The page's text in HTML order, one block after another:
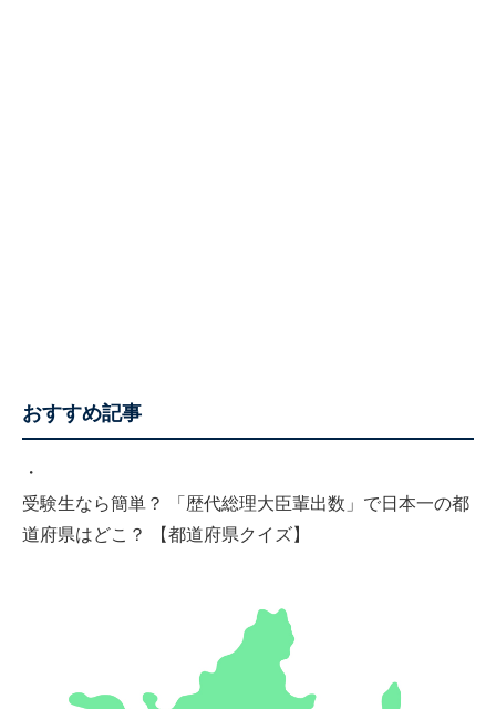
おすすめ記事
・
受験生なら簡単？ 「歴代総理大臣輩出数」で日本一の都
道府県はどこ？ 【都道府県クイズ】